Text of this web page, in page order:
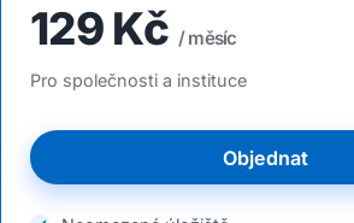
129 Kč / měsíc
Pro společnosti a instituce
Objednat